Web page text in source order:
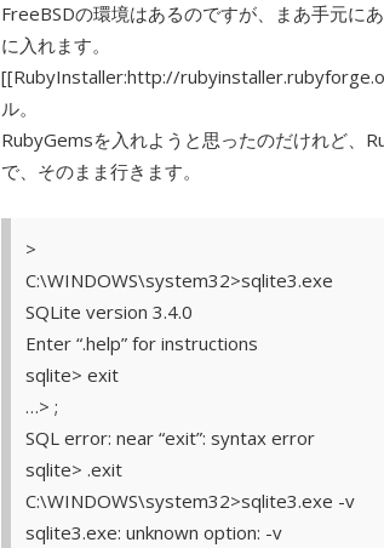
FreeBSDの環境はあるのですが、まあ手元に
に入れます。
[[RubyInstaller:http://
ル。
RubyGemsを入れようと思ったのだけれど、
で、そのまま行きます。
>
C:\WINDOWS\system32>sqlite3.exe
SQLite version 3.4.0
Enter “.help” for instructions
sqlite> exit
…> ;
SQL error: near “exit”: syntax error
sqlite> .exit
C:\WINDOWS\system32>sqlite3.exe -v
sqlite3.exe: unknown option: -v